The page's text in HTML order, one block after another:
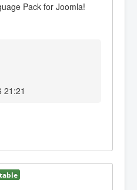
Pack for Joomla!
21:21